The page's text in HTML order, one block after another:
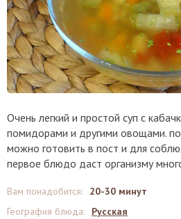
Очень легкий и простой суп с
помидорами и другими овощами.
можно готовить в пост и для
первое блюдо даст организму
Вам понадобится:
20-30 минут
География блюда:
Русская